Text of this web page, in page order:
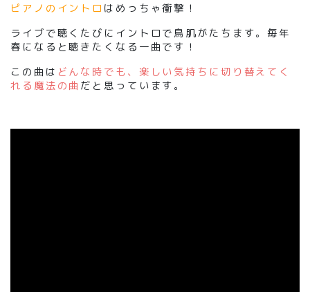
ピアノのイントロ はめっちゃ衝撃！
ライブで聴くたびにイントロで鳥肌がたちます。毎年
春になると聴きたくなる一曲です！
この曲は どんな時でも、楽しい気持ちに切り替えてく
れる魔法の曲 だと思っています。